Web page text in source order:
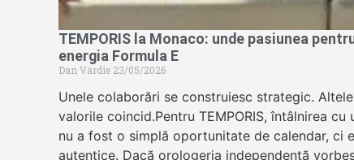
TEMPORIS la Monaco: unde pasiunea
energia Formula E
Dan Vardie 23/05/2026
Unele colaborări se construiesc strategic.
valorile coincid.Pentru TEMPORIS, întâlnirea cu
nu a fost o simplă oportunitate de calendar, ci
autentice. Dacă orologeria independentă